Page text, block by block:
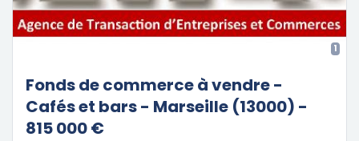
1
Fonds de commerce à vendre -
Cafés et bars - Marseille (13000) -
815 000 €